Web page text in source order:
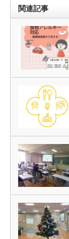
関連記事